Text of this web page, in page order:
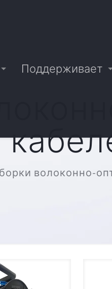
Поддерживает
волоконно-